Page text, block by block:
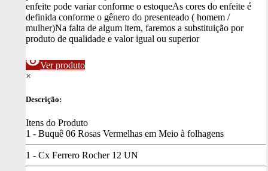
enfeite pode variar conforme o estoqueAs cores do enfeite é
definida conforme o gênero do presenteado ( homem /
mulher)Na falta de algum item, faremos a substituição por
produto de qualidade e valor igual ou superior
visibilityVer produto
×
Descrição:
Itens do Produto
1 - Buquê 06 Rosas Vermelhas em Meio à folhagens
1 - Cx Ferrero Rocher 12 UN